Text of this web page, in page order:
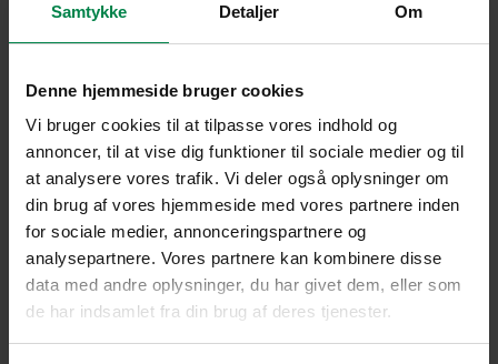
Samtykke Detaljer Om
Denne hjemmeside bruger cookies
Vi bruger cookies til at tilpasse vores indhold og
annoncer, til at vise dig funktioner til sociale medier og til
at analysere vores trafik. Vi deler også oplysninger om
din brug af vores hjemmeside med vores partnere inden
for sociale medier, annonceringspartnere og
analysepartnere. Vores partnere kan kombinere disse
data med andre oplysninger, du har givet dem, eller som
de har indsamlet fra din brug af deres tjenester.